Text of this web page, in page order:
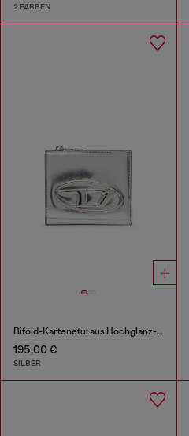
2 FARBEN
Bifold-Kartenetui aus Hochglanz-Leder
195,00 €
SILBER